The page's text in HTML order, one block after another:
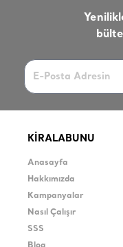
KİRALABUNU
Anasayfa
Hakkımızda
Kampanyalar
Nasıl Çalışır
SSS